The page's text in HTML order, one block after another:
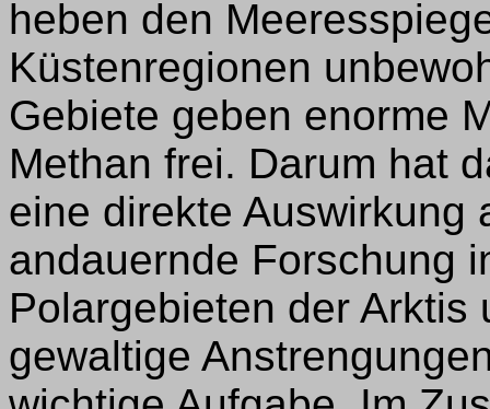
heben den
Küstenregionen
Gebiete geben enorme
Methan frei. Darum hat
eine direkte Auswirkung
andauernde Forschung
Polargebieten der Arktis
gewaltige